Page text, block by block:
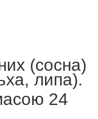
(сосна)
липа).
24